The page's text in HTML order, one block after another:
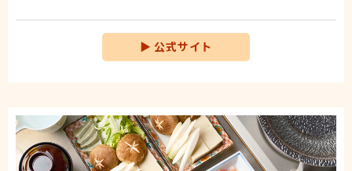
▶ 公式サイト